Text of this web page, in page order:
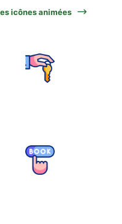
icônes animées